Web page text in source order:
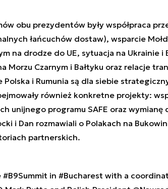
obu prezydentów były współpraca
łańcuchów dostaw), wsparcie
na drodze do UE, sytuacja na Ukrainie i
Morzu Czarnym i Bałtyku oraz relacje
i Rumunia są dla siebie
również konkretne projekty:
unijnego programu SAFE oraz wymianę
i Dan rozmawiali o Polakach na
partnerskich.
#B9Summitin #Bucharestwith a